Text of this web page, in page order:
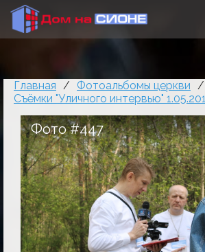
Главная / Фотоальбомы церкви /
Съёмки "Уличного интервью"
Фото #447